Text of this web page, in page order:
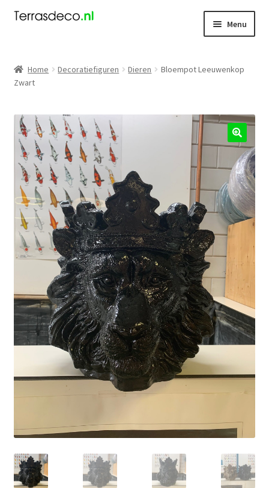
Ga
navigatie
Ga
inhoud
Menu
Dieren
Kabouters
Mensen
Nieuw
Koningsdag
Contact
Glasschilderij
Ornamenten
Auto
Home Decoratiefiguren Dieren
Bloempot Leeuwenkop
Zwart
🔍